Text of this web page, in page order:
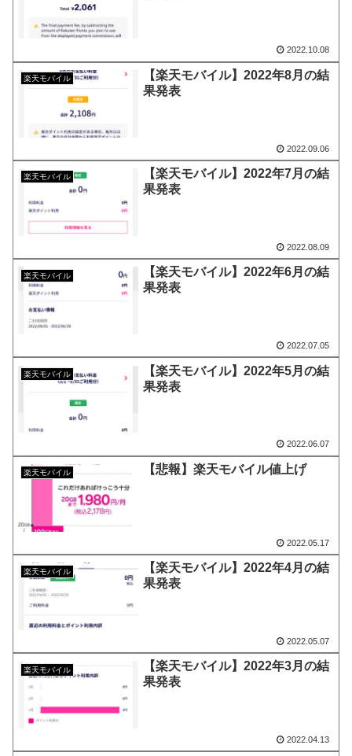
2022.10.08
楽天モバイル
【楽天モバイル】2022年8月の結
果発表
2022.09.06
楽天モバイル
【楽天モバイル】2022年7月の結
果発表
2022.08.09
楽天モバイル
【楽天モバイル】2022年6月の結
果発表
2022.07.05
楽天モバイル
【楽天モバイル】2022年5月の結
果発表
2022.06.07
楽天モバイル 【悲報】楽天モバイル値上げ
2022.05.17
楽天モバイル
【楽天モバイル】2022年4月の結
果発表
2022.05.07
楽天モバイル
【楽天モバイル】2022年3月の結
果発表
2022.04.13